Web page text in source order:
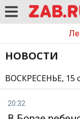
НОВОСТИ
ВОСКРЕСЕНЬЕ, 15
20:32